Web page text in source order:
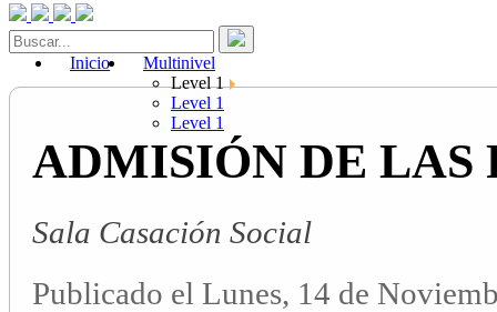
Inicio
Multinivel
Level 1
Level 1
Level 1
ADMISIÓN DE LAS
Sala Casación Social
Publicado el Lunes, 14 de